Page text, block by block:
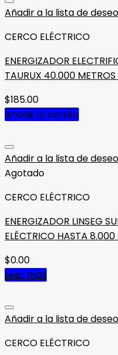
Añadir a la lista de
CERCO ELÉCTRICO
ENERGIZADOR
TAURUX 40.000
$185.00
Añadir al carrito
Añadir a la lista de
Agotado
CERCO ELÉCTRICO
ENERGIZADOR LINSEG
ELÉCTRICO HASTA 8.000
$0.00
Leer más
Añadir a la lista de
CERCO ELÉCTRICO